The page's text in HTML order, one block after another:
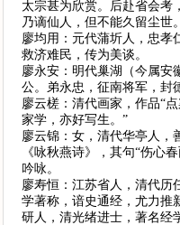
太宗甚为欣赏。后赴省会考
乃谪仙人，但不能久留尘世
廖均用：元代蒲圻人，忠孝
救济难民，传为美谈。
廖永安：明代巢湖（今属安
公。弟永忠，征南将军，封
廖云槎：清代画家，作品“
家学，亦好写生。”
廖云锦：女，清代华亭人，
《咏秋燕诗》，其句“伤心
吟咏。
廖寿恒：江苏省人，清代历
学著称，谙史通经，尤力推
研人，清光绪进士，著名经